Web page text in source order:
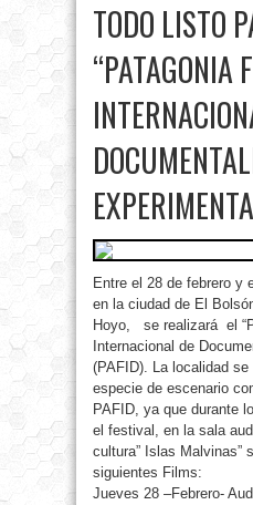
TODO LISTO
“PATAGONIA
Entre el 28 de febrero y
en la ciudad de El
Hoyo, se realizará el
Internacional de
(PAFID). La localidad
especie de escenario
PAFID, ya que durante
el festival, en la sala
cultura” Islas Malvinas”
siguientes Films:
Jueves 28 –Febrero-